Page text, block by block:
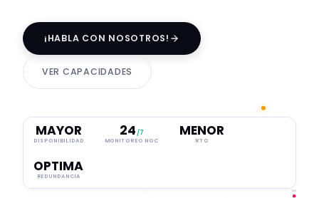
¡HABLA CON NOSOTROS!
VER CAPACIDADES
MAYOR
DISPONIBILIDAD
24 /7
MONITOREO NOC
MENOR
RTO
OPTIMA
REDUNDANCIA